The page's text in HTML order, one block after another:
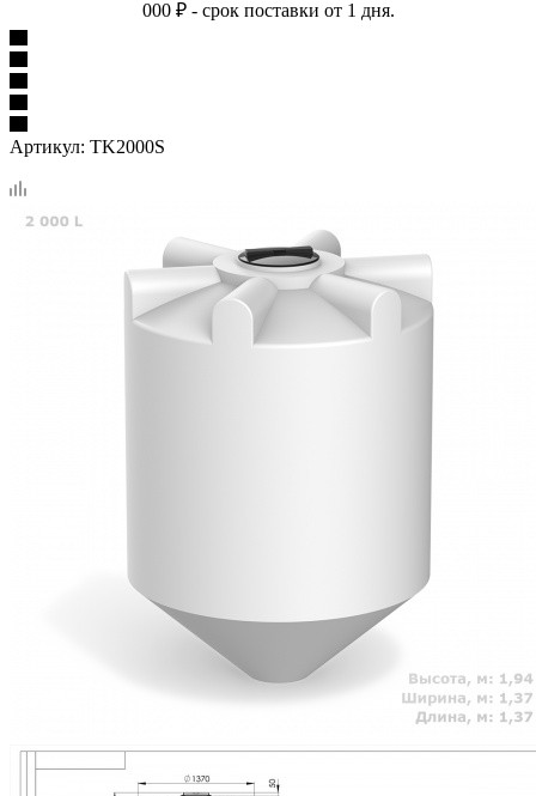
000 ₽ - срок поставки от 1 дня.
Артикул: TK2000S